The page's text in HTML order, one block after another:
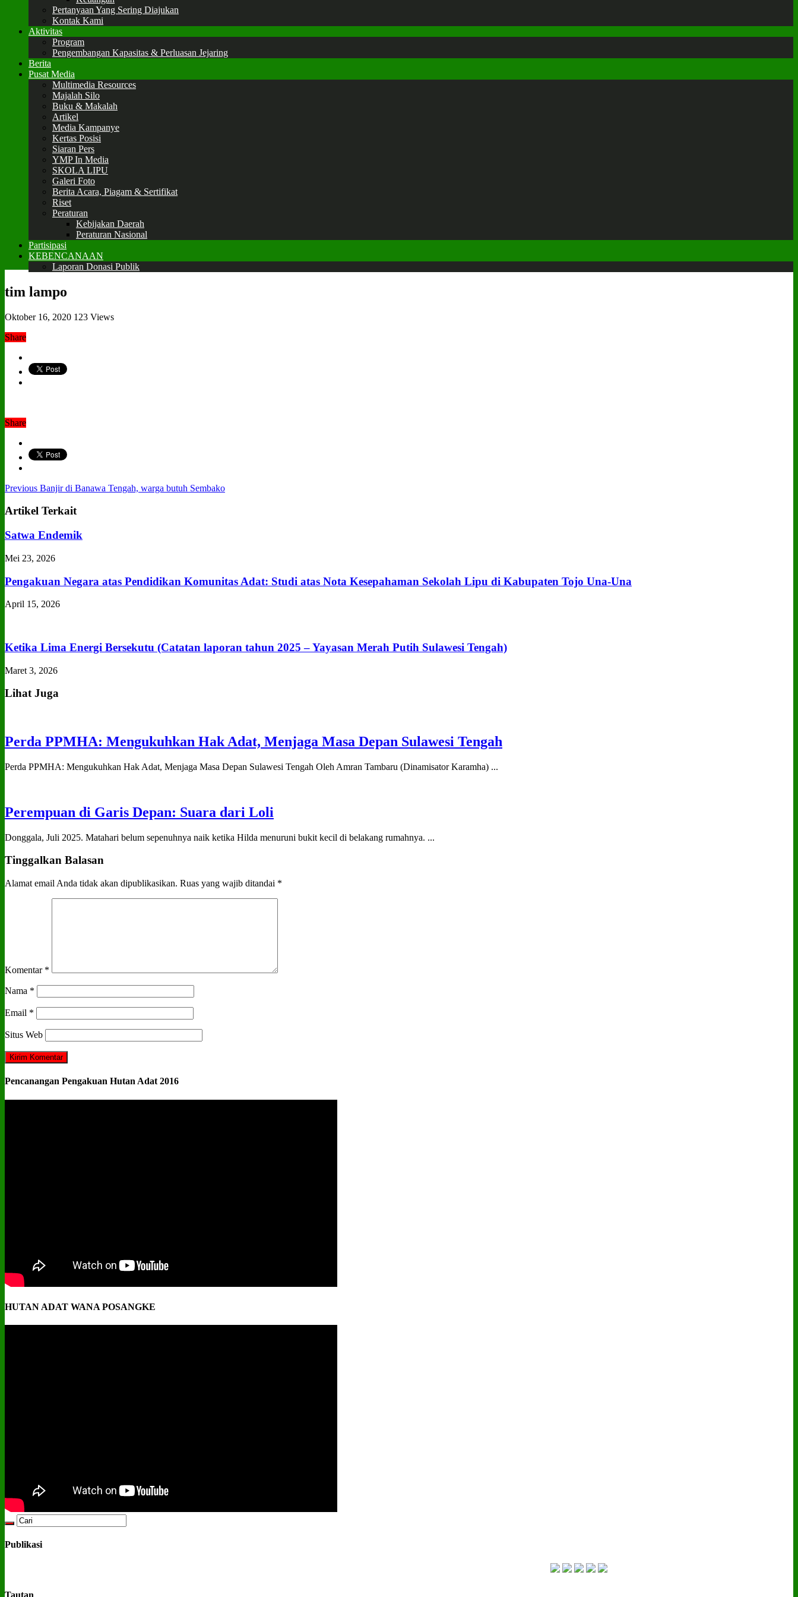
Pertanyaan Yang Sering Diajukan
Kontak Kami
Aktivitas
Program
Pengembangan Kapasitas & Perluasan Jejaring
Berita
Pusat Media
Multimedia Resources
Majalah Silo
Buku & Makalah
Artikel
Media Kampanye
Kertas Posisi
Siaran Pers
YMP In Media
SKOLA LIPU
Galeri Foto
Berita Acara, Piagam & Sertifikat
Riset
Peraturan
Kebijakan Daerah
Peraturan Nasional
Partisipasi
KEBENCANAAN
Laporan Donasi Publik
tim lampo
Oktober 16, 2020 123 Views
Share
Share
Previous Banjir di Banawa Tengah, warga butuh Sembako
Artikel Terkait
Satwa Endemik
Mei 23, 2026
Pengakuan Negara atas Pendidikan Komunitas Adat: Studi atas Nota Kesepahaman Sekolah Lipu di Kabupaten Tojo Una‑Una
April 15, 2026
Ketika Lima Energi Bersekutu (Catatan laporan tahun 2025 – Yayasan Merah Putih Sulawesi Tengah)
Maret 3, 2026
Lihat Juga
Perda PPMHA: Mengukuhkan Hak Adat, Menjaga Masa Depan Sulawesi Tengah
Perda PPMHA: Mengukuhkan Hak Adat, Menjaga Masa Depan Sulawesi Tengah Oleh Amran Tambaru (Dinamisator Karamha) ...
Perempuan di Garis Depan: Suara dari Loli
Donggala, Juli 2025. Matahari belum sepenuhnya naik ketika Hilda menuruni bukit kecil di belakang rumahnya. ...
Tinggalkan Balasan
Alamat email Anda tidak akan dipublikasikan. Ruas yang wajib ditandai *
Komentar *
Nama *
Email *
Situs Web
Pencanangan Pengakuan Hutan Adat 2016
HUTAN ADAT WANA POSANGKE
Publikasi
Tautan